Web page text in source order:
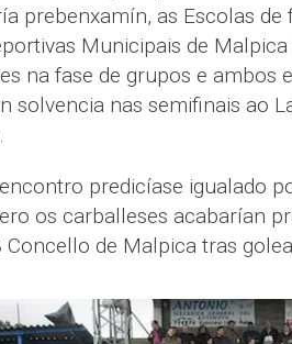
prebenxamín, as Escolas de
Municipais de
na fase de grupos e ambos
solvencia nas semifinais ao
predicíase igualado
os carballeses acabarían
Concello de Malpica tras